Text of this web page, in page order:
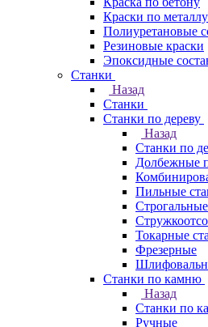
Краски по металлу
Полиуретановые
Резиновые краски
Эпоксидные
Станки
Назад
Станки
Станки по дереву
Назад
Станки по
Долбежные
Пильные
Строгальные
Токарные
Фрезерные
Станки по камню
Назад
Станки по
Ручные